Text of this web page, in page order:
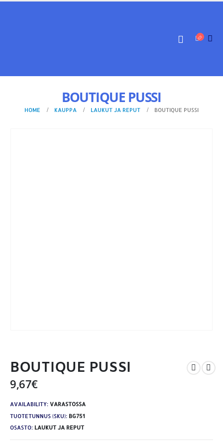
BOUTIQUE PUSSI
HOME KAUPPA LAUKUT JA REPUT BOUTIQUE PUSSI
BOUTIQUE PUSSI
9,67€
AVAILABILITY: VARASTOSSA
TUOTETUNNUS (SKU): BG751
OSASTO: LAUKUT JA REPUT